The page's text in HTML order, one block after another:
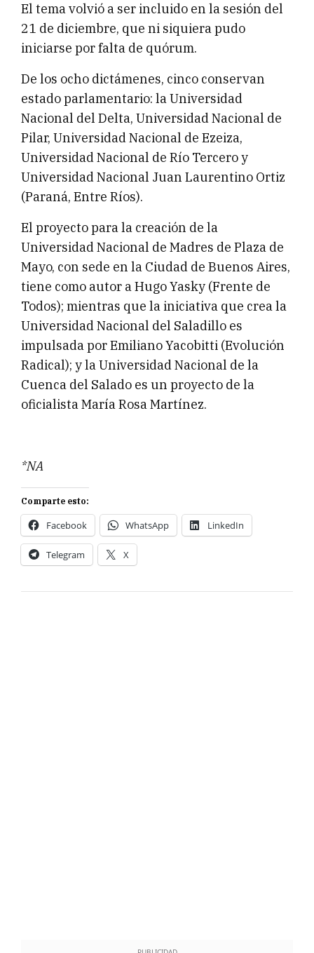
El tema volvió a ser incluido en la sesión del
21 de diciembre, que ni siquiera pudo
iniciarse por falta de quórum.
De los ocho dictámenes, cinco conservan
estado parlamentario: la Universidad
Nacional del Delta, Universidad Nacional de
Pilar, Universidad Nacional de Ezeiza,
Universidad Nacional de Río Tercero y
Universidad Nacional Juan Laurentino Ortiz
(Paraná, Entre Ríos).
El proyecto para la creación de la
Universidad Nacional de Madres de Plaza de
Mayo, con sede en la Ciudad de Buenos Aires,
tiene como autor a Hugo Yasky (Frente de
Todos); mientras que la iniciativa que crea la
Universidad Nacional del Saladillo es
impulsada por Emiliano Yacobitti (Evolución
Radical); y la Universidad Nacional de la
Cuenca del Salado es un proyecto de la
oficialista María Rosa Martínez.
*NA
Comparte esto:
Facebook WhatsApp LinkedIn
Telegram X